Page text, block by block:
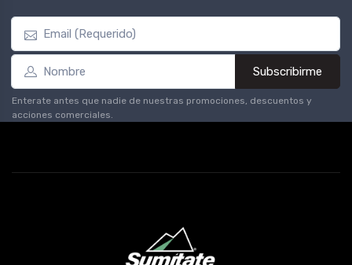
Subscribirme
Enterate antes que nadie de nuestras promociones, descuentos y
acciones comerciales.